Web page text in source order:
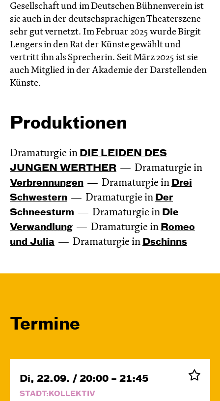
Gesellschaft und im Deutschen Bühnenverein ist
sie auch in der deutschsprachigen Theaterszene
sehr gut vernetzt. Im Februar 2025 wurde Birgit
Lengers in den Rat der Künste gewählt und
vertritt ihn als Sprecherin. Seit März 2025 ist sie
auch Mitglied in der Akademie der Darstellenden
Künste.
Produktionen
Dramaturgie in DIE LEIDEN DES
JUNGEN WERTHER
Dramaturgie in
Verbren­nungen Dramaturgie in Drei
Schwestern
Dramaturgie in Der
Schnee­sturm
Dramaturgie in Die
Verwand­lung
Dramaturgie in Romeo
und Julia
Dramaturgie in Dschinns
Termine
Di, 22.09. / 20:00 – 21:45
STADT:KOLLEKTIV